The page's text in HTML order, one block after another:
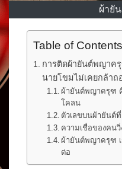
ผ้ายั
Table of Contents
การติดผ้ายันต์พญาค
นายโขมไม่เคยกล้าถ
ผ้ายันต์พญาครุฑ
โคลน
ตัวเลขบนผ้ายันต์
ความเชื่อของคน
ผ้ายันต์พญาครุฑ เ
ต่อ